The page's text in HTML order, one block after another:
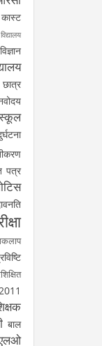
छात्र
पत्र
बाल